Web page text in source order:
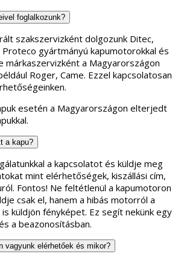
foglalkozunk?
szakszervizként dolgozunk Ditec,
Proteco gyártmányú kapumotorokkal és
márkaszervizként a Magyarországon
Roger, Came. Ezzel kapcsolatosan
esetén a Magyarországon elterjedt
a kapu?
a kapcsolatot és küldje meg
mint elérhetőségek, kiszállási cím,
Fontos! Ne feltétlenül a kapumotoron
csak el, hanem a hibás motorról a
küldjön fényképet. Ez segít nekünk egy
a beazonosításban.
vagyunk elérhetőek és mikor?